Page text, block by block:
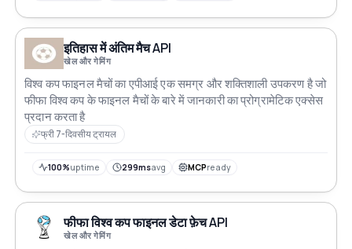
इतिहास में अंतिम मैच API
खेल और गेमिंग
विश्व कप फाइनल मैचों का एपीआई एक समग्र और शक्तिशाली उपकरण है जो
फीफा विश्व कप के फाइनल मैचों के बारे में जानकारी का प्रोग्रामेटिक एक्सेस
प्रदान करता है
फ्री 7-दिवसीय ट्रायल
100%uptime 299msavg MCPready
फीफा विश्व कप फाइनल डेटा फ़ेच API
खेल और गेमिंग